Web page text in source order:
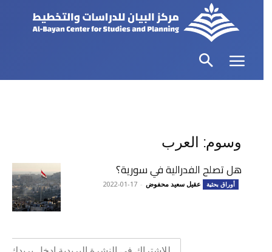
وسوم: العرب
هل تصلح الفدرالية في سورية؟
أوراق بحثية عقيل سعيد محفوض -
2022-01-17